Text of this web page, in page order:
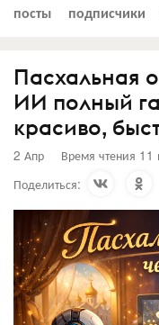
посты подписчики
Пасхальная
ИИ полный
красиво,
2 Апр Время чтения 11
Поделиться: